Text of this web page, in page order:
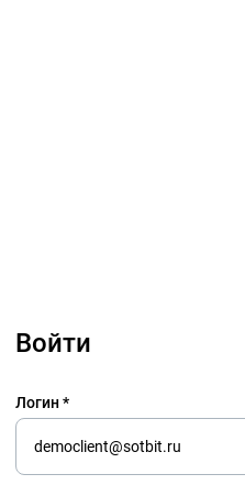
Войти
Логин *